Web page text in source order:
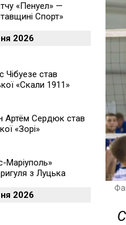
«Пенуел» —
Спорт»
2026
Чібуезе став
«Скали 1911»
Артём Сердюк став
«Зорі»
Маріуполь»
з Луцька
2026